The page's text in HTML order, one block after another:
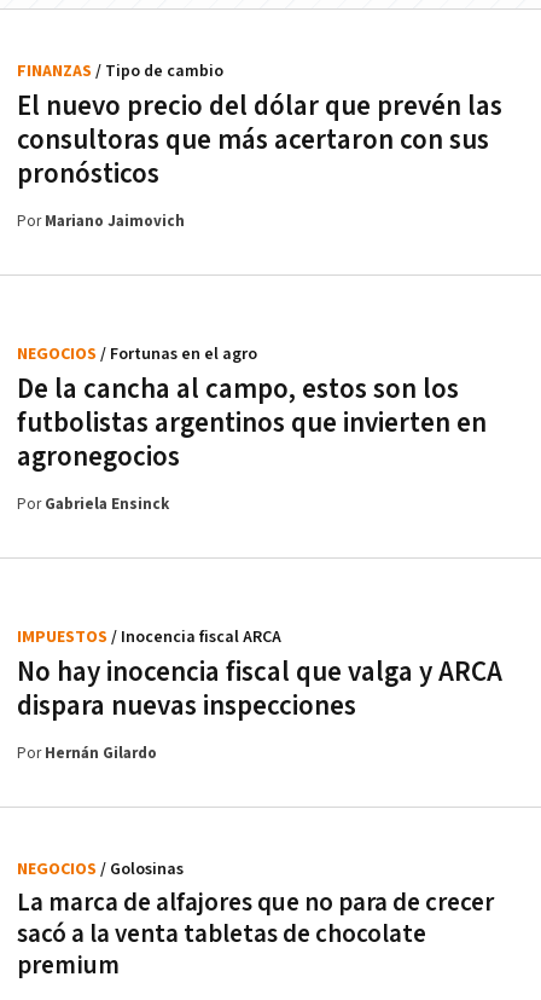
El nuevo precio del dólar que prevén las
consultoras que más acertaron con sus
pronósticos
FINANZAS / Tipo de cambio
PorMariano Jaimovich
De la cancha al campo, estos son los
futbolistas argentinos que invierten en
agronegocios
NEGOCIOS / Fortunas en el agro
PorGabriela Ensinck
No hay inocencia fiscal que valga y ARCA
dispara nuevas inspecciones
IMPUESTOS / Inocencia fiscal ARCA
PorHernán Gilardo
La marca de alfajores que no para de crecer
sacó a la venta tabletas de chocolate
premium
NEGOCIOS / Golosinas